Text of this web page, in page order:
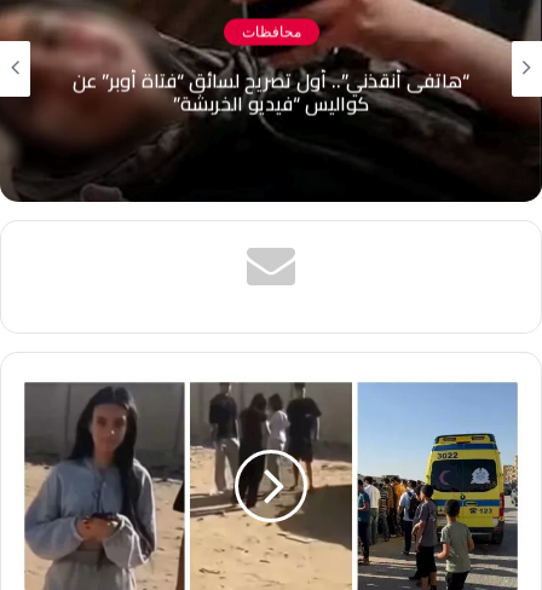
محافظات
نهاية مأساوية لنزهته.. غرق شاب في مياه بحيرة
قارون بالفيوم